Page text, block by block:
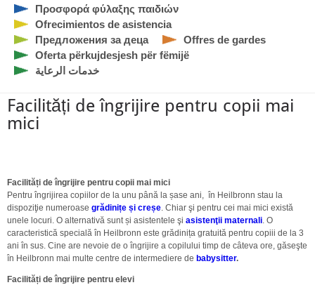
Προσφορά φύλαξης παιδιών
Ofrecimientos de asistencia
Предложения за деца
Offres de gardes
Oferta përkujdesjesh për fëmijë
خدمات الرعاية
Facilități de îngrijire pentru copii mai
mici
Facilități de îngrijire pentru copii mai mici
Pentru îngrijirea copiilor de la unu până la șase ani, în Heilbronn stau la
dispoziţie numeroase grădinițe și creșe . Chiar şi pentru cei mai mici există
unele locuri. O alternativă sunt și asistentele şi asistenţii maternali . O
caracteristică specială în Heilbronn este grădinița gratuită pentru copiii de la 3
ani în sus. Cine are nevoie de o îngrijire a copilului timp de câteva ore, găseşte
în Heilbronn mai multe centre de intermediere de babysitter.
Facilități de îngrijire pentru elevi